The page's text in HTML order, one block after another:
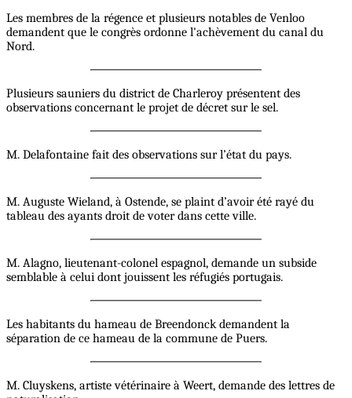
Les membres de la régence et plusieurs notables de Venloo
demandent que le congrès ordonne l'achèvement du canal du
Nord.
Plusieurs sauniers du district de Charleroy présentent des
observations concernant le projet de décret sur le sel.
M. Delafontaine fait des observations sur l’état du pays.
M. Auguste Wieland, à Ostende, se plaint d’avoir été rayé du
tableau des ayants droit de voter dans cette ville.
M. Alagno, lieutenant-colonel espagnol, demande un subside
semblable à celui dont jouissent les réfugiés portugais.
Les habitants du hameau de Breendonck demandent la
séparation de ce hameau de la commune de Puers.
M. Cluyskens, artiste vétérinaire à Weert, demande des lettres de